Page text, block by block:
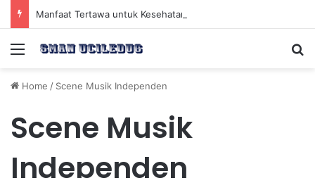
Menu
Home / Scene Musik Independen
Scene Musik
Independen